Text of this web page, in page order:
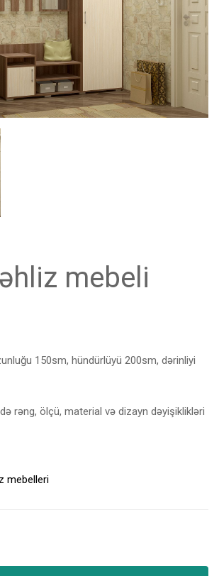
mebeli
150sm, hündürlüyü 200sm, dərinliyi
rəng, ölçü, material və dizayn dəyişiklikləri
mebelleri